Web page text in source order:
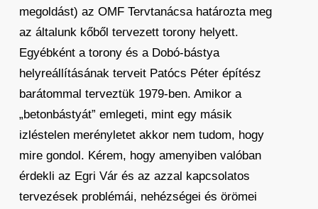
megoldást) az OMF Tervtanácsa határozta meg
az általunk kőből tervezett torony helyett.
Egyébként a torony és a Dobó-bástya
helyreállításának terveit Patócs Péter építész
barátommal terveztük 1979-ben. Amikor a
„betonbástyát” emlegeti, mint egy másik
izléstelen merényletet akkor nem tudom, hogy
mire gondol. Kérem, hogy amenyiben valóban
érdekli az Egri Vár és az azzal kapcsolatos
tervezések problémái, nehézségei és örömei